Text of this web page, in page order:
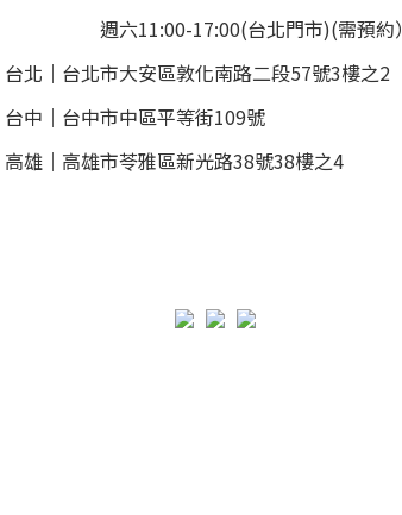
週六11:00-17:00(台北門市)(需預約）
台北 ｜ 台北市大安區敦化南路二段57號3樓之2
台中｜ 台中市中區平等街109號
高雄｜ 高雄市苓雅區新光路38號38樓之4